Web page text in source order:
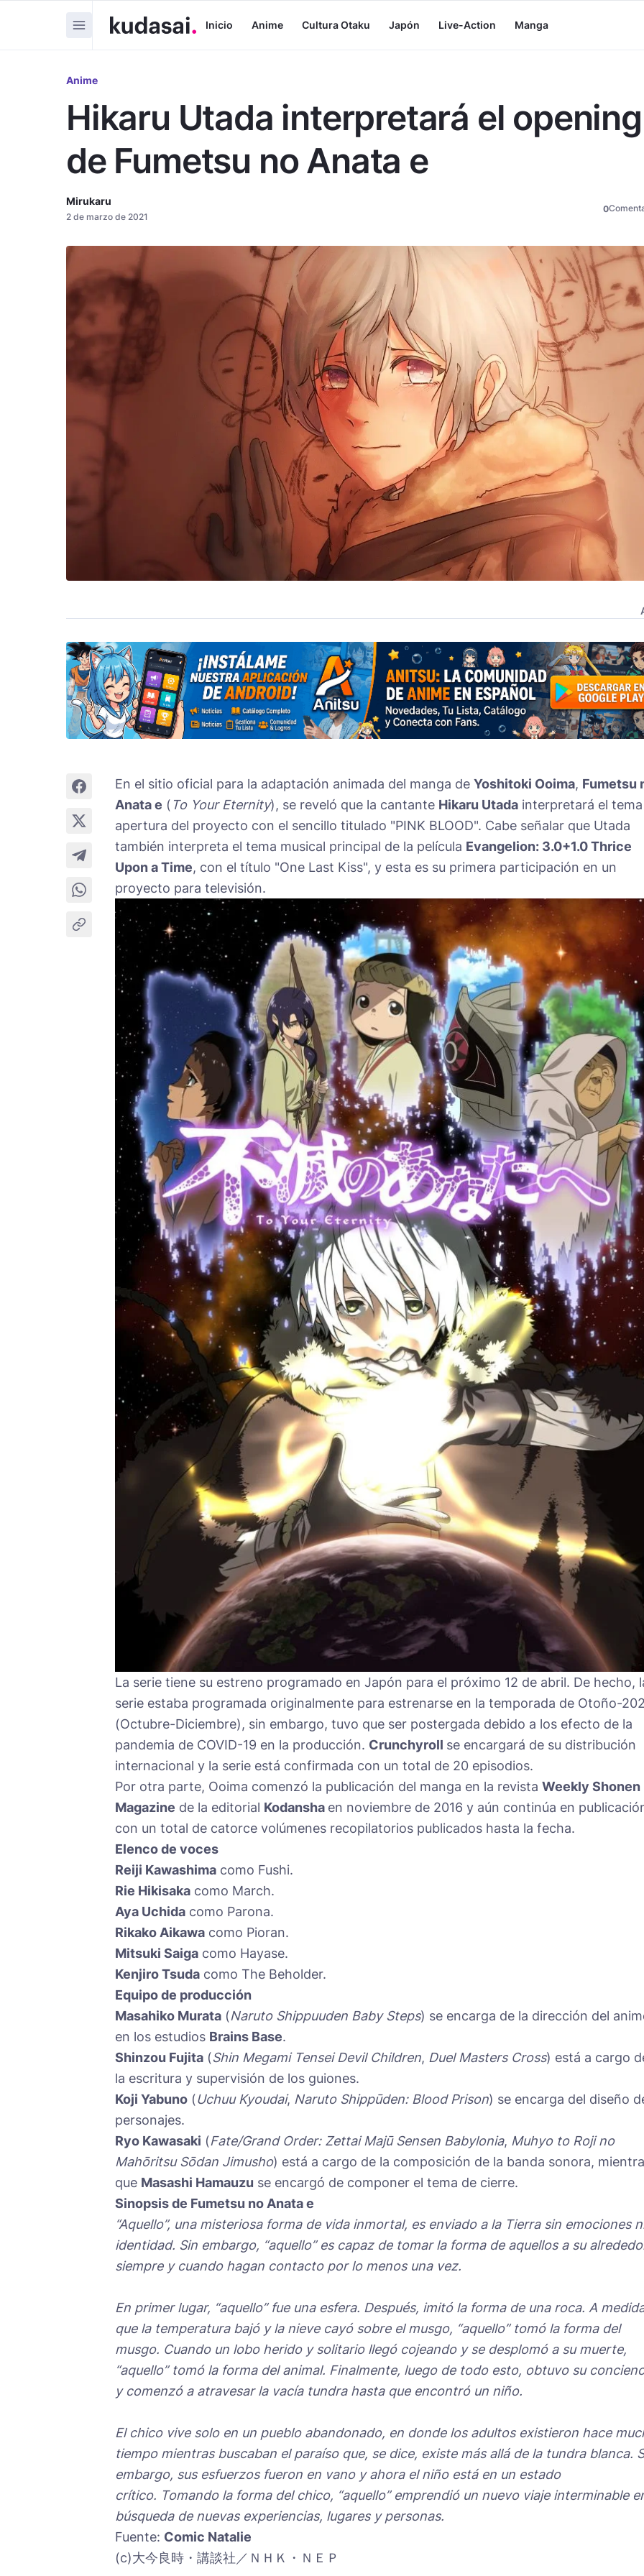
Inicio Anime Cultura Otaku Japón Live-Action Manga
Anime
Hikaru Utada interpretará el opening
de Fumetsu no Anata e
Mirukaru
2 de marzo de 2021
0
En el sitio oficial para la adaptación animada del manga de Yoshitoki Ooima, Fumetsu
Anata e ( To Your Eternity), se reveló que la cantante Hikaru Utada interpretará el
apertura del proyecto con el sencillo titulado "PINK BLOOD". Cabe señalar que Utada
también interpreta el tema musical principal de la película Evangelion: 3.0+1.0 Thrice
Upon a Time, con el título "One Last Kiss", y esta es su primera participación en un
proyecto para televisión.
La serie tiene su estreno programado en Japón para el próximo 12 de abril. De hecho,
serie estaba programada originalmente para estrenarse en la temporada de Otoño-
(Octubre-Diciembre), sin embargo, tuvo que ser postergada debido a los efecto de la
pandemia de COVID-19 en la producción. Crunchyroll se encargará de su distribución
internacional y la serie está confirmada con un total de 20 episodios.
Por otra parte, Ooima comenzó la publicación del manga en la revista Weekly Shonen
Magazine de la editorial Kodansha en noviembre de 2016 y aún continúa en
con un total de catorce volúmenes recopilatorios publicados hasta la fecha.
Elenco de voces
Reiji Kawashima como Fushi.
Rie Hikisaka como March.
Aya Uchida como Parona.
Rikako Aikawa como Pioran.
Mitsuki Saiga como Hayase.
Kenjiro Tsuda como The Beholder.
Equipo de producción
Masahiko Murata (Naruto Shippuuden Baby Steps) se encarga de la dirección del
en los estudios Brains Base.
Shinzou Fujita (Shin Megami Tensei Devil Children, Duel Masters Cross) está a cargo
la escritura y supervisión de los guiones.
Koji Yabuno (Uchuu Kyoudai, Naruto Shippūden: Blood Prison) se encarga del diseño
personajes.
Ryo Kawasaki (Fate/Grand Order: Zettai Majū Sensen Babylonia, Muhyo to Roji no
Mahōritsu Sōdan Jimusho) está a cargo de la composición de la banda sonora,
que Masashi Hamauzu se encargó de componer el tema de cierre.
Sinopsis de Fumetsu no Anata e
“Aquello”, una misteriosa forma de vida inmortal, es enviado a la Tierra sin emociones
identidad. Sin embargo, “aquello” es capaz de tomar la forma de aquellos a su
siempre y cuando hagan contacto por lo menos una vez.
En primer lugar, “aquello” fue una esfera. Después, imitó la forma de una roca. A
que la temperatura bajó y la nieve cayó sobre el musgo, “aquello” tomó la forma del
musgo. Cuando un lobo herido y solitario llegó cojeando y se desplomó a su muerte,
“aquello” tomó la forma del animal. Finalmente, luego de todo esto, obtuvo su
y comenzó a atravesar la vacía tundra hasta que encontró un niño.
El chico vive solo en un pueblo abandonado, en donde los adultos existieron hace
tiempo mientras buscaban el paraíso que, se dice, existe más allá de la tundra blanca.
embargo, sus esfuerzos fueron en vano y ahora el niño está en un estado
crítico. Tomando la forma del chico, “aquello” emprendió un nuevo viaje interminable
búsqueda de nuevas experiencias, lugares y personas.
Fuente: Comic Natalie
(c)大今良時・講談社／ＮＨＫ・ＮＥＰ